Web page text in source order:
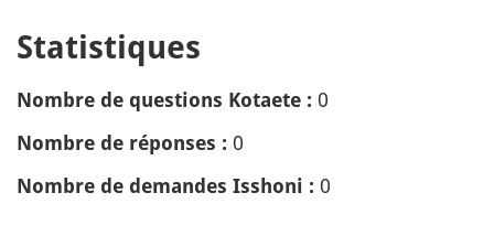
Statistiques
Nombre de questions Kotaete : 0
Nombre de réponses : 0
Nombre de demandes Isshoni : 0